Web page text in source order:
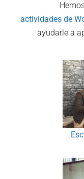
actividades de
ayudarle a